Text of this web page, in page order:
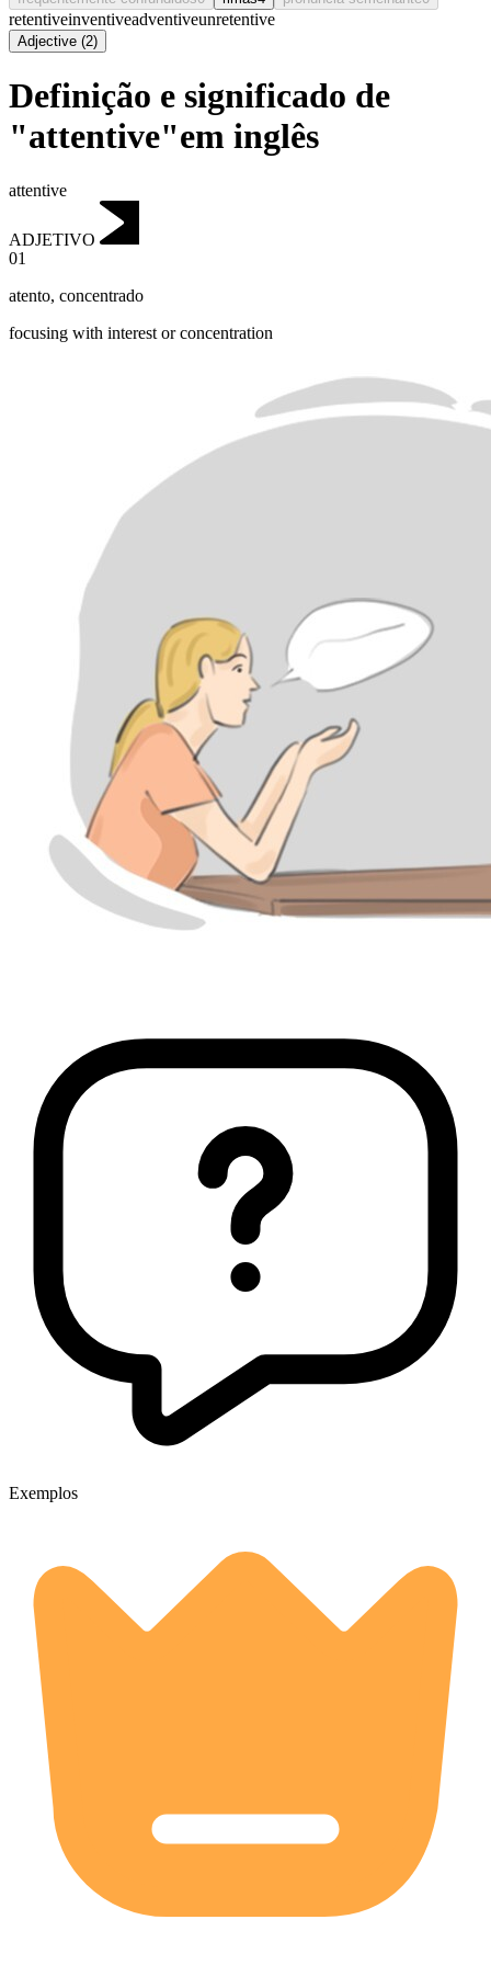
retentiveinventiveadventiveunretentive
Adjective (2)
Definição e significado de
"attentive"em inglês
attentive
ADJETIVO
01
atento, concentrado
focusing with interest or concentration
Exemplos